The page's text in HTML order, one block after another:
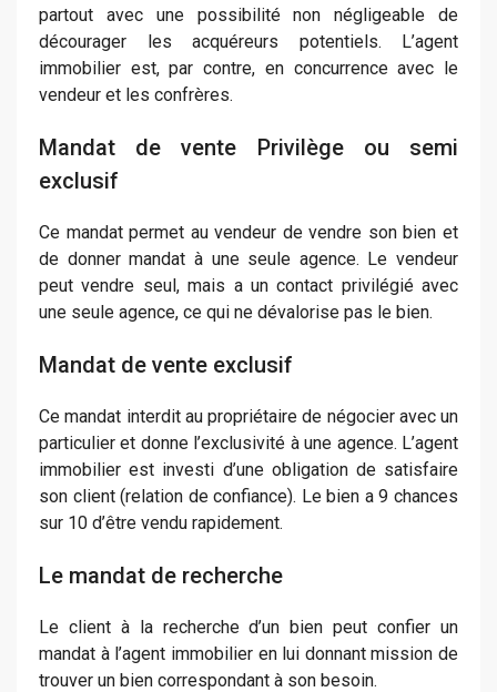
partout avec une possibilité non négligeable de
décourager les acquéreurs potentiels. L’agent
immobilier est, par contre, en concurrence avec le
vendeur et les confrères.
Mandat de vente Privilège ou semi
exclusif
Ce mandat permet au vendeur de vendre son bien et
de donner mandat à une seule agence. Le vendeur
peut vendre seul, mais a un contact privilégié avec
une seule agence, ce qui ne dévalorise pas le bien.
Mandat de vente exclusif
Ce mandat interdit au propriétaire de négocier avec un
particulier et donne l’exclusivité à une agence. L’agent
immobilier est investi d’une obligation de satisfaire
son client (relation de confiance). Le bien a 9 chances
sur 10 d’être vendu rapidement.
Le mandat de recherche
Le client à la recherche d’un bien peut confier un
mandat à l’agent immobilier en lui donnant mission de
trouver un bien correspondant à son besoin.